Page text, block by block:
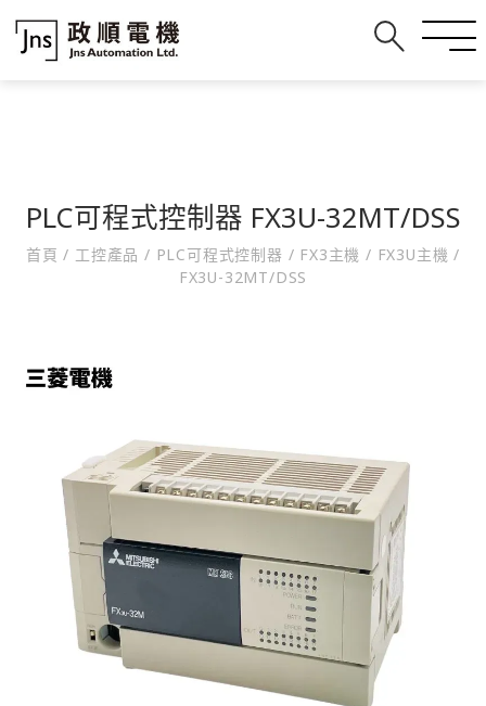
PLC可程式控制器 FX3U-32MT/DSS
首頁/ 工控產品 / PLC可程式控制器 / FX3主機/ FX3U主機/
FX3U-32MT/DSS